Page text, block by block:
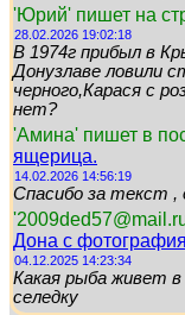
'Юрий' пишет на
28.02.2026 19:02:18
В 1974г прибыл в
Донузлаве ловили
черного,Карася с
нет?
'Амина' пишет в
ящерица.
14.02.2026 14:56:19
Спасибо за текст ,
Дона с
04.12.2025 14:23:34
Какая рыба живет
селедку